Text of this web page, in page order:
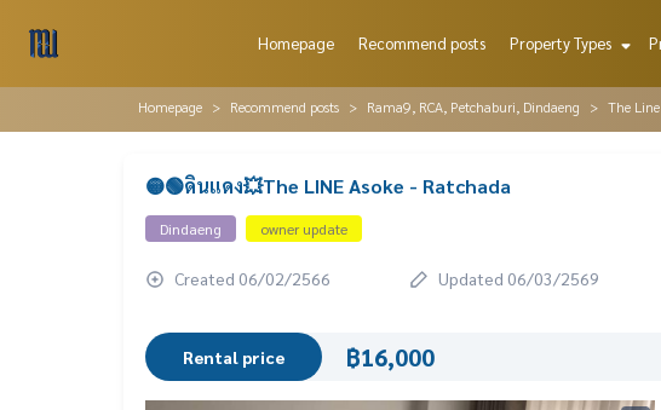
Homepage Recommend posts Property Types
Homepage Recommend posts Rama9, RCA, Petchaburi, Dindaeng The
🟡🟢ดินแดง💥The LINE Asoke - Ratchada
Dindaeng owner update
Created 06/02/2566 Updated 06/03/2569
Rental price ฿16,000